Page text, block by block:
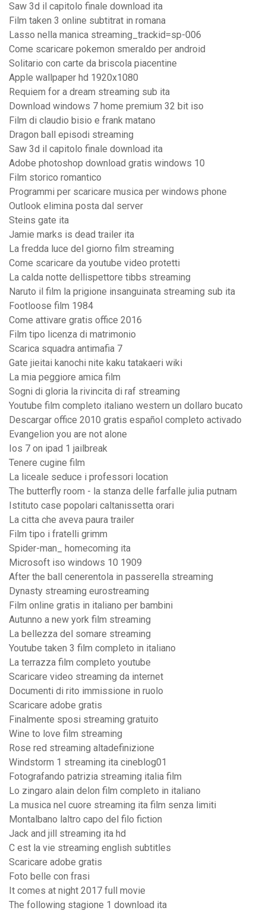
Saw 3d il capitolo finale download ita
Film taken 3 online subtitrat in romana
Lasso nella manica streaming_trackid=sp-006
Come scaricare pokemon smeraldo per android
Solitario con carte da briscola piacentine
Apple wallpaper hd 1920x1080
Requiem for a dream streaming sub ita
Download windows 7 home premium 32 bit iso
Film di claudio bisio e frank matano
Dragon ball episodi streaming
Saw 3d il capitolo finale download ita
Adobe photoshop download gratis windows 10
Film storico romantico
Programmi per scaricare musica per windows phone
Outlook elimina posta dal server
Steins gate ita
Jamie marks is dead trailer ita
La fredda luce del giorno film streaming
Come scaricare da youtube video protetti
La calda notte dellispettore tibbs streaming
Naruto il film la prigione insanguinata streaming sub ita
Footloose film 1984
Come attivare gratis office 2016
Film tipo licenza di matrimonio
Scarica squadra antimafia 7
Gate jieitai kanochi nite kaku tatakaeri wiki
La mia peggiore amica film
Sogni di gloria la rivincita di raf streaming
Youtube film completo italiano western un dollaro bucato
Descargar office 2010 gratis español completo activado
Evangelion you are not alone
Ios 7 on ipad 1 jailbreak
Tenere cugine film
La liceale seduce i professori location
The butterfly room - la stanza delle farfalle julia putnam
Istituto case popolari caltanissetta orari
La citta che aveva paura trailer
Film tipo i fratelli grimm
Spider-man_ homecoming ita
Microsoft iso windows 10 1909
After the ball cenerentola in passerella streaming
Dynasty streaming eurostreaming
Film online gratis in italiano per bambini
Autunno a new york film streaming
La bellezza del somare streaming
Youtube taken 3 film completo in italiano
La terrazza film completo youtube
Scaricare video streaming da internet
Documenti di rito immissione in ruolo
Scaricare adobe gratis
Finalmente sposi streaming gratuito
Wine to love film streaming
Rose red streaming altadefinizione
Windstorm 1 streaming ita cineblog01
Fotografando patrizia streaming italia film
Lo zingaro alain delon film completo in italiano
La musica nel cuore streaming ita film senza limiti
Montalbano laltro capo del filo fiction
Jack and jill streaming ita hd
C est la vie streaming english subtitles
Scaricare adobe gratis
Foto belle con frasi
It comes at night 2017 full movie
The following stagione 1 download ita